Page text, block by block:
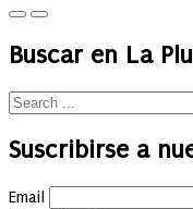
Buscar en La
Suscribirse a
Email